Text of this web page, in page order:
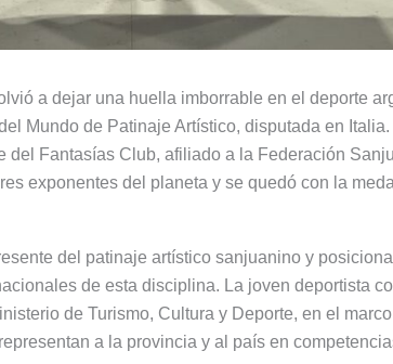
a dejar una huella imborrable en el deporte
Mundo de Patinaje Artístico, disputada en Italia.
del Fantasías Club, afiliado a la Federación
exponentes del planeta y se quedó con la
del patinaje artístico sanjuanino y
de esta disciplina. La joven deportista
de Turismo, Cultura y Deporte, en el
a la provincia y al país en